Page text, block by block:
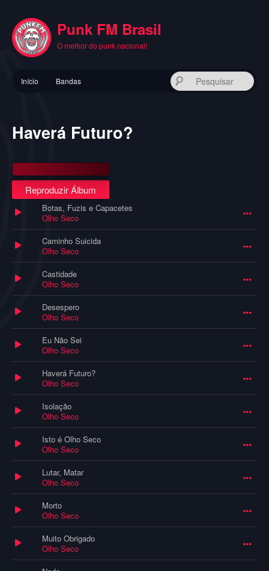
conteúdo
principal
Punk FM Brasil
O melhor do punk nacional!
principal
Início Bandas
Haverá Futuro?
Reproduzir Álbum
Botas, Fuzis e Capacetes
Olho Seco
Caminho Suicida
Olho Seco
Castidade
Olho Seco
Desespero
Olho Seco
Eu Não Sei
Olho Seco
Haverá Futuro?
Olho Seco
Isolação
Olho Seco
Isto é Olho Seco
Olho Seco
Lutar, Matar
Olho Seco
Morto
Olho Seco
Muito Obrigado
Olho Seco